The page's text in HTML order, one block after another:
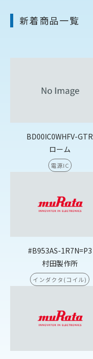
新着商品一覧
BD00IC0WHFV-GTR
ローム
電源IC
#B953AS-1R7N=P3
村田製作所
インダクタ(コイル)